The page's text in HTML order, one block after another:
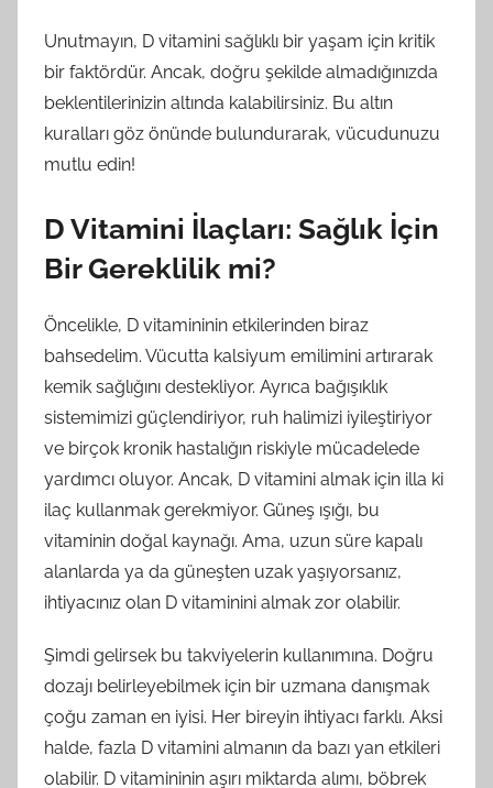
Unutmayın, D vitamini sağlıklı bir yaşam için kritik
bir faktördür. Ancak, doğru şekilde almadığınızda
beklentilerinizin altında kalabilirsiniz. Bu altın
kuralları göz önünde bulundurarak, vücudunuzu
mutlu edin!
D Vitamini İlaçları: Sağlık İçin
Bir Gereklilik mi?
Öncelikle, D vitamininin etkilerinden biraz
bahsedelim. Vücutta kalsiyum emilimini artırarak
kemik sağlığını destekliyor. Ayrıca bağışıklık
sistemimizi güçlendiriyor, ruh halimizi iyileştiriyor
ve birçok kronik hastalığın riskiyle mücadelede
yardımcı oluyor. Ancak, D vitamini almak için illa ki
ilaç kullanmak gerekmiyor. Güneş ışığı, bu
vitaminin doğal kaynağı. Ama, uzun süre kapalı
alanlarda ya da güneşten uzak yaşıyorsanız,
ihtiyacınız olan D vitaminini almak zor olabilir.
Şimdi gelirsek bu takviyelerin kullanımına. Doğru
dozajı belirleyebilmek için bir uzmana danışmak
çoğu zaman en iyisi. Her bireyin ihtiyacı farklı. Aksi
halde, fazla D vitamini almanın da bazı yan etkileri
olabilir. D vitamininin aşırı miktarda alımı, böbrek